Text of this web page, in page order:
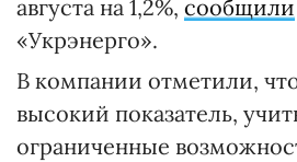
августа на 1,2%, сообщили
«Укрэнерго».
В компании отметили,
высокий показатель,
ограниченные